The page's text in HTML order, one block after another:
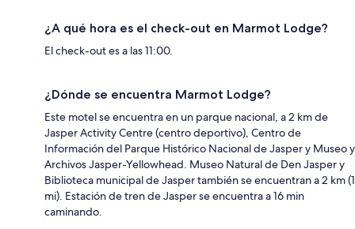
¿A qué hora es el check-out en Marmot Lodge?
El check-out es a las 11:00.
¿Dónde se encuentra Marmot Lodge?
Este motel se encuentra en un parque nacional, a 2 km de
Jasper Activity Centre (centro deportivo), Centro de
Información del Parque Histórico Nacional de Jasper y Museo y
Archivos Jasper-Yellowhead. Museo Natural de Den Jasper y
Biblioteca municipal de Jasper también se encuentran a 2 km (1
mi). Estación de tren de Jasper se encuentra a 16 min
caminando.